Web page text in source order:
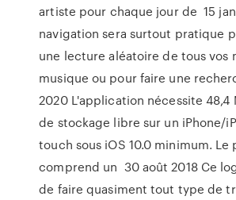
artiste pour chaque jour de 15
navigation sera surtout pratique
une lecture aléatoire de tous vos
musique ou pour faire une
2020 L'application nécessite 48,4
de stockage libre sur un iPhone/
touch sous iOS 10.0 minimum. Le
comprend un 30 août 2018 Ce
de faire quasiment tout type de